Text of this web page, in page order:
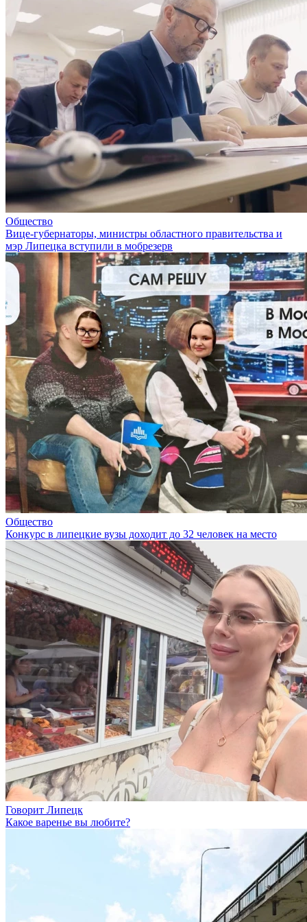
Общество
Вице-губернаторы, министры областного правительства и
мэр Липецка вступили в мобрезерв
Общество
Конкурс в липецкие вузы доходит до 32 человек на место
Говорит Липецк
Какое варенье вы любите?